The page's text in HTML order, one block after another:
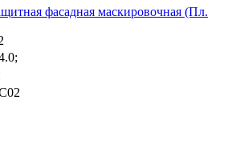
фасадная маскировочная (Пл.